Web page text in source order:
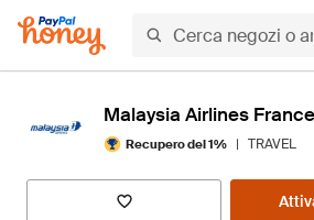
Malaysia Airlines France
Recupero del 1% | TRAVEL